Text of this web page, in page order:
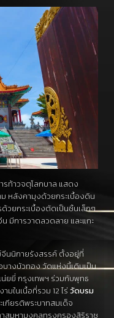
รท้าวจตุโลกบาล แสดง
หลังคามุงด้วยกระเบื้องดิน
วยกระเบื้องตัดเป็นชิ้นเล็กๆ
มีการวาดลวดลาย และแกะ
นนิกายรังสรรค์ ตั้งอยู่ที่
างบัวทอง วัดแห่งนี้เดิมเป็น
น่ยยี่ กรุงเทพฯ ร่วมกับพุทธ
ในเนื้อที่รวม 12 ไร่ วัดบรม
กียรติพระบาทสมเด็จ
าสมหามงคลทรงครองสิริราช